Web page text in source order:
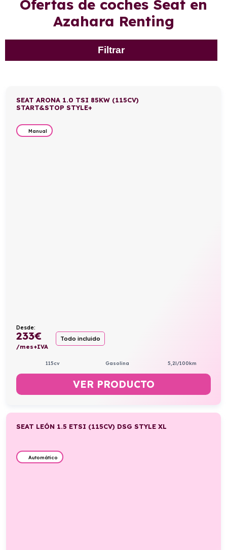
Ofertas de coches Seat en
Azahara Renting
Filtrar
SEAT ARONA 1.0 TSI 85KW (115CV)
START&STOP STYLE+
Manual
Desde:
233€
/mes+IVA
Todo incluido
115cv Gasolina 5,2l/100km
VER PRODUCTO
SEAT LEÓN 1.5 ETSI (115CV) DSG STYLE XL
Automático